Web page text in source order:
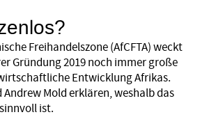
Freihandelszone (AfCFTA) weckt
Gründung 2019 noch immer große
Entwicklung Afrikas.
Andrew Mold erklären, weshalb das
ist.